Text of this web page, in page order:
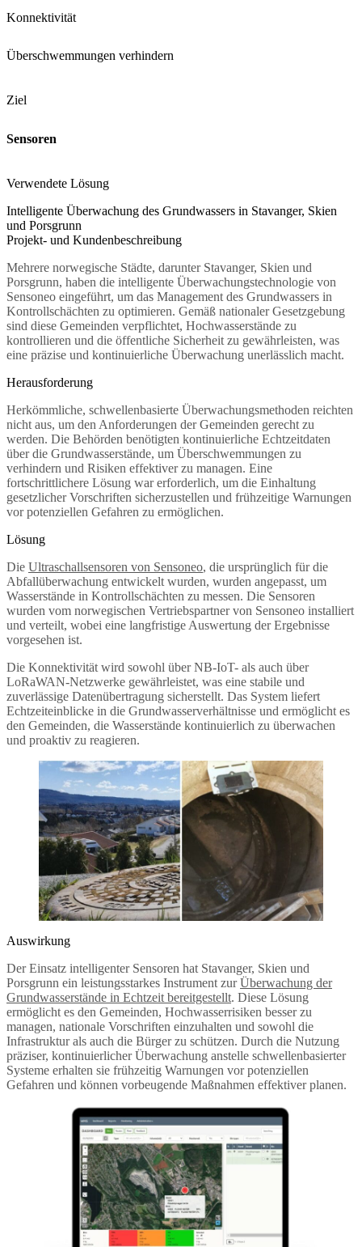
Konnektivität
Überschwemmungen verhindern
Ziel
Sensoren
Verwendete Lösung
Intelligente Überwachung des Grundwassers in Stavanger, Skien
und Porsgrunn
Projekt- und Kundenbeschreibung
Mehrere norwegische Städte, darunter Stavanger, Skien und
Porsgrunn, haben die intelligente Überwachungstechnologie von
Sensoneo eingeführt, um das Management des Grundwassers in
Kontrollschächten zu optimieren. Gemäß nationaler Gesetzgebung
sind diese Gemeinden verpflichtet, Hochwasserstände zu
kontrollieren und die öffentliche Sicherheit zu gewährleisten, was
eine präzise und kontinuierliche Überwachung unerlässlich macht.
Herausforderung
Herkömmliche, schwellenbasierte Überwachungsmethoden reichten
nicht aus, um den Anforderungen der Gemeinden gerecht zu
werden. Die Behörden benötigten kontinuierliche Echtzeitdaten
über die Grundwasserstände, um Überschwemmungen zu
verhindern und Risiken effektiver zu managen. Eine
fortschrittlichere Lösung war erforderlich, um die Einhaltung
gesetzlicher Vorschriften sicherzustellen und frühzeitige Warnungen
vor potenziellen Gefahren zu ermöglichen.
Lösung
Die Ultraschallsensoren von Sensoneo, die ursprünglich für die
Abfallüberwachung entwickelt wurden, wurden angepasst, um
Wasserstände in Kontrollschächten zu messen. Die Sensoren
wurden vom norwegischen Vertriebspartner von Sensoneo installiert
und verteilt, wobei eine langfristige Auswertung der Ergebnisse
vorgesehen ist.
Die Konnektivität wird sowohl über NB-IoT- als auch über
LoRaWAN-Netzwerke gewährleistet, was eine stabile und
zuverlässige Datenübertragung sicherstellt. Das System liefert
Echtzeiteinblicke in die Grundwasserverhältnisse und ermöglicht es
den Gemeinden, die Wasserstände kontinuierlich zu überwachen
und proaktiv zu reagieren.
Auswirkung
Der Einsatz intelligenter Sensoren hat Stavanger, Skien und
Porsgrunn ein leistungsstarkes Instrument zurÜberwachung der
Grundwasserstände in Echtzeit bereitgestellt. Diese Lösung
ermöglicht es den Gemeinden, Hochwasserrisiken besser zu
managen, nationale Vorschriften einzuhalten und sowohl die
Infrastruktur als auch die Bürger zu schützen. Durch die Nutzung
präziser, kontinuierlicher Überwachung anstelle schwellenbasierter
Systeme erhalten sie frühzeitig Warnungen vor potenziellen
Gefahren und können vorbeugende Maßnahmen effektiver planen.